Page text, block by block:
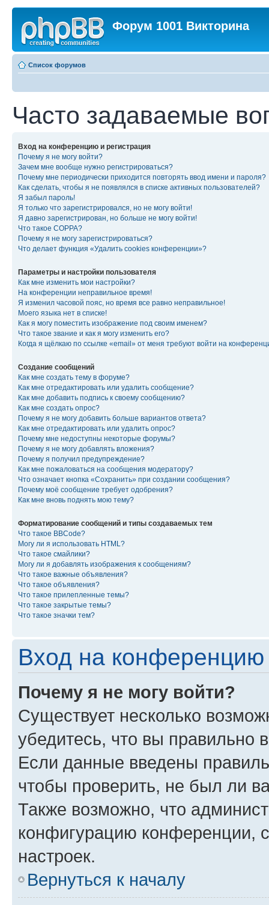
Форум 1001 Викторина
Список форумов
Часто задаваемые
Вход на конференцию и регистрация
Почему я не могу войти?
Зачем мне вообще нужно регистрироваться?
Почему мне периодически приходится повторять ввод имени и пароля?
Как сделать, чтобы я не появлялся в списке активных пользователей?
Я забыл пароль!
Я только что зарегистрировался, но не могу войти!
Я давно зарегистрирован, но больше не могу войти!
Что такое COPPA?
Почему я не могу зарегистрироваться?
Что делает функция «Удалить cookies конференции»?
Параметры и настройки пользователя
Как мне изменить мои настройки?
На конференции неправильное время!
Я изменил часовой пояс, но время все равно неправильное!
Моего языка нет в списке!
Как я могу поместить изображение под своим именем?
Что такое звание и как я могу изменить его?
Когда я щёлкаю по ссылке «email» от меня требуют войти на
Создание сообщений
Как мне создать тему в форуме?
Как мне отредактировать или удалить сообщение?
Как мне добавить подпись к своему сообщению?
Как мне создать опрос?
Почему я не могу добавить больше вариантов ответа?
Как мне отредактировать или удалить опрос?
Почему мне недоступны некоторые форумы?
Почему я не могу добавлять вложения?
Почему я получил предупреждение?
Как мне пожаловаться на сообщения модератору?
Что означает кнопка «Сохранить» при создании сообщения?
Почему моё сообщение требует одобрения?
Как мне вновь поднять мою тему?
Форматирование сообщений и типы создаваемых тем
Что такое BBCode?
Могу ли я использовать HTML?
Что такое смайлики?
Могу ли я добавлять изображения к сообщениям?
Что такое важные объявления?
Что такое объявления?
Что такое прилепленные темы?
Что такое закрытые темы?
Что такое значки тем?
Вход на конференцию
Почему я не могу войти?
Существует несколько
убедитесь, что вы правильно
Если данные введены
чтобы проверить, не был ли
Также возможно, что
конфигурацию конференции,
настроек.
Вернуться к началу